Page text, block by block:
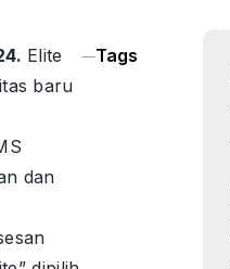
Elite
baru
dan
Tags